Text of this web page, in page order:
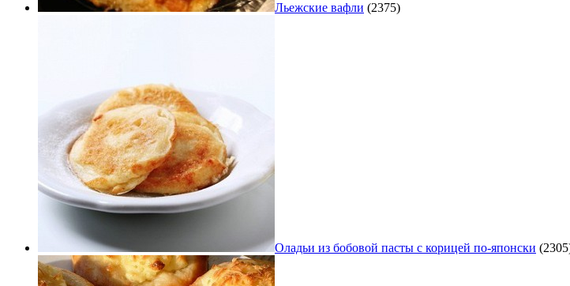
Льежские вафли (2375)
Оладьи из бобовой пасты с корицей по‑японски